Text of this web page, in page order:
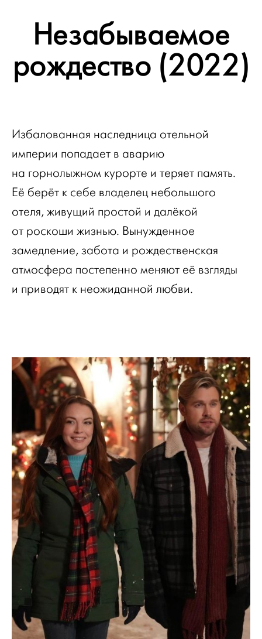
Незабываемое
рождество (2022)
Избалованная наследница отельной
империи попадает в аварию
на горнолыжном курорте и теряет память.
Её берёт к себе владелец небольшого
отеля, живущий простой и далёкой
от роскоши жизнью. Вынужденное
замедление, забота и рождественская
атмосфера постепенно меняют её взгляды
и приводят к неожиданной любви.